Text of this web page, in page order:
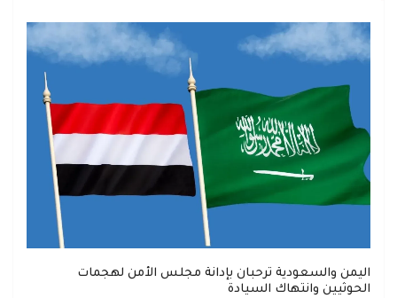
اليمن والسعودية ترحبان بإدانة مجلس الأمن لهجمات
الحوثيين وانتهاك السيادة